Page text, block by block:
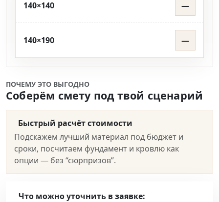
140×140 —
140×190 —
ПОЧЕМУ ЭТО ВЫГОДНО
Соберём смету под твой сценарий
Быстрый расчёт стоимости
Подскажем лучший материал под бюджет и
сроки, посчитаем фундамент и кровлю как
опции — без “сюрпризов”.
Что можно уточнить в заявке: